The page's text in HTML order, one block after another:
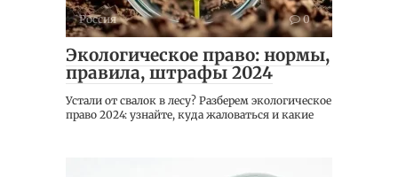
Россия 0
Экологическое право: нормы,
правила, штрафы 2024
Устали от свалок в лесу? Разберем экологическое
право 2024: узнайте, куда жаловаться и какие